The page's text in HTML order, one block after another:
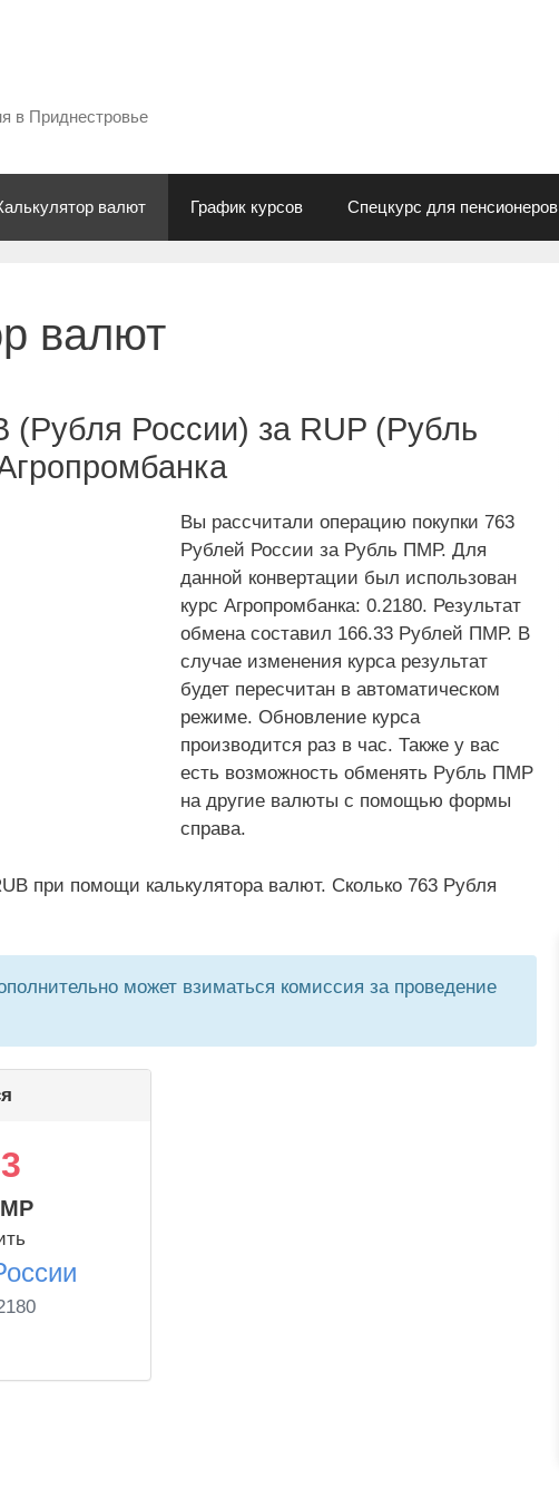
в Приднестровье
валют График курсов Спецкурс для пенсионеров
валют
(Рубля России) за RUP (Рубль
Вы рассчитали операцию покупки 763
Рублей России за Рубль ПМР. Для
данной конвертации был использован
курс Агропромбанка: 0.2180. Результат
обмена составил 166.33 Рублей ПМР. В
случае изменения курса результат
будет пересчитан в автоматическом
режиме. Обновление курса
производится раз в час. Также у вас
есть возможность обменять Рубль ПМР
на другие валюты с помощью формы
справа.
при помощи калькулятора валют. Сколько 763 Рубля
может взиматься комиссия за проведение